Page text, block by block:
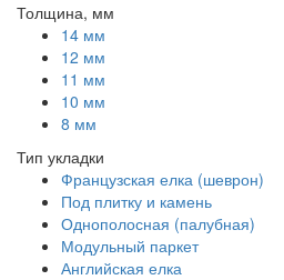
Толщина, мм
14 мм
12 мм
11 мм
10 мм
8 мм
Тип укладки
Французская елка (шеврон)
Под плитку и камень
Однополосная (палубная)
Модульный паркет
Английская елка